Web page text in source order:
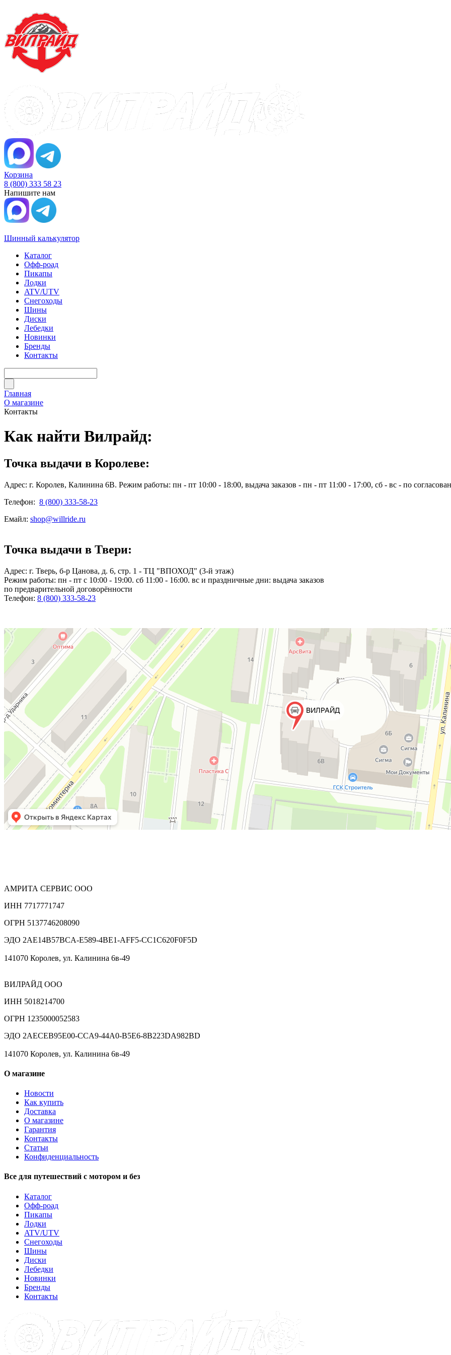
Корзина
8 (800) 333 58 23
Напишите нам
Шинный калькулятор
Каталог
Офф-роад
Пикапы
Лодки
ATV/UTV
Снегоходы
Шины
Диски
Лебедки
Новинки
Бренды
Контакты
Главная
О магазине
Контакты
Как найти Вилрайд:
Точка выдачи в Королеве:
Адрес: г. Королев, Калинина 6В. Режим работы: пн - пт 10:00 - 18:00, выдача заказов - пн - пт 11:00 - 17:00, сб - вс - по
Телефон: 8 (800) 333-58-23
Емайл: shop@willride.ru
Точка выдачи в Твери:
Адрес: г. Тверь, б-р Цанова, д. 6, стр. 1 - ТЦ "ВПОХОД" (3-й этаж)
Режим работы: пн - пт с 10:00 - 19:00. сб 11:00 - 16:00. вс и праздничные дни: выдача заказов
по предварительной договорённости
Телефон: 8 (800) 333-58-23
АМРИТА СЕРВИС ООО
ИНН 7717771747
ОГРН 5137746208090
ЭДО 2AE14B57BCA-E589-4BE1-AFF5-CC1C620F0F5D
141070 Королев, ул. Калинина 6в-49
ВИЛРАЙД ООО
ИНН 5018214700
ОГРН 1235000052583
ЭДО 2AECEB95E00-CCA9-44A0-B5E6-8B223DA982BD
141070 Королев, ул. Калинина 6в-49
О магазине
Новости
Как купить
Доставка
О магазине
Гарантия
Контакты
Статьи
Конфиденциальность
Все для путешествий с мотором и без
Каталог
Офф-роад
Пикапы
Лодки
ATV/UTV
Снегоходы
Шины
Диски
Лебедки
Новинки
Бренды
Контакты